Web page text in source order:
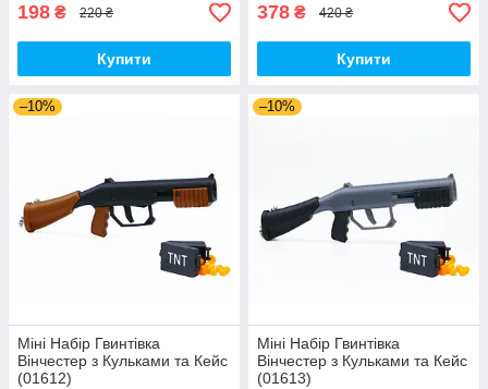
198 ₴ 220 ₴
Купити
378 ₴ 420 ₴
Купити
–10%
Міні Набір Гвинтівка
Вінчестер з Кульками та Кейс
(01612)
–10%
Міні Набір Гвинтівка
Вінчестер з Кульками та Кейс
(01613)